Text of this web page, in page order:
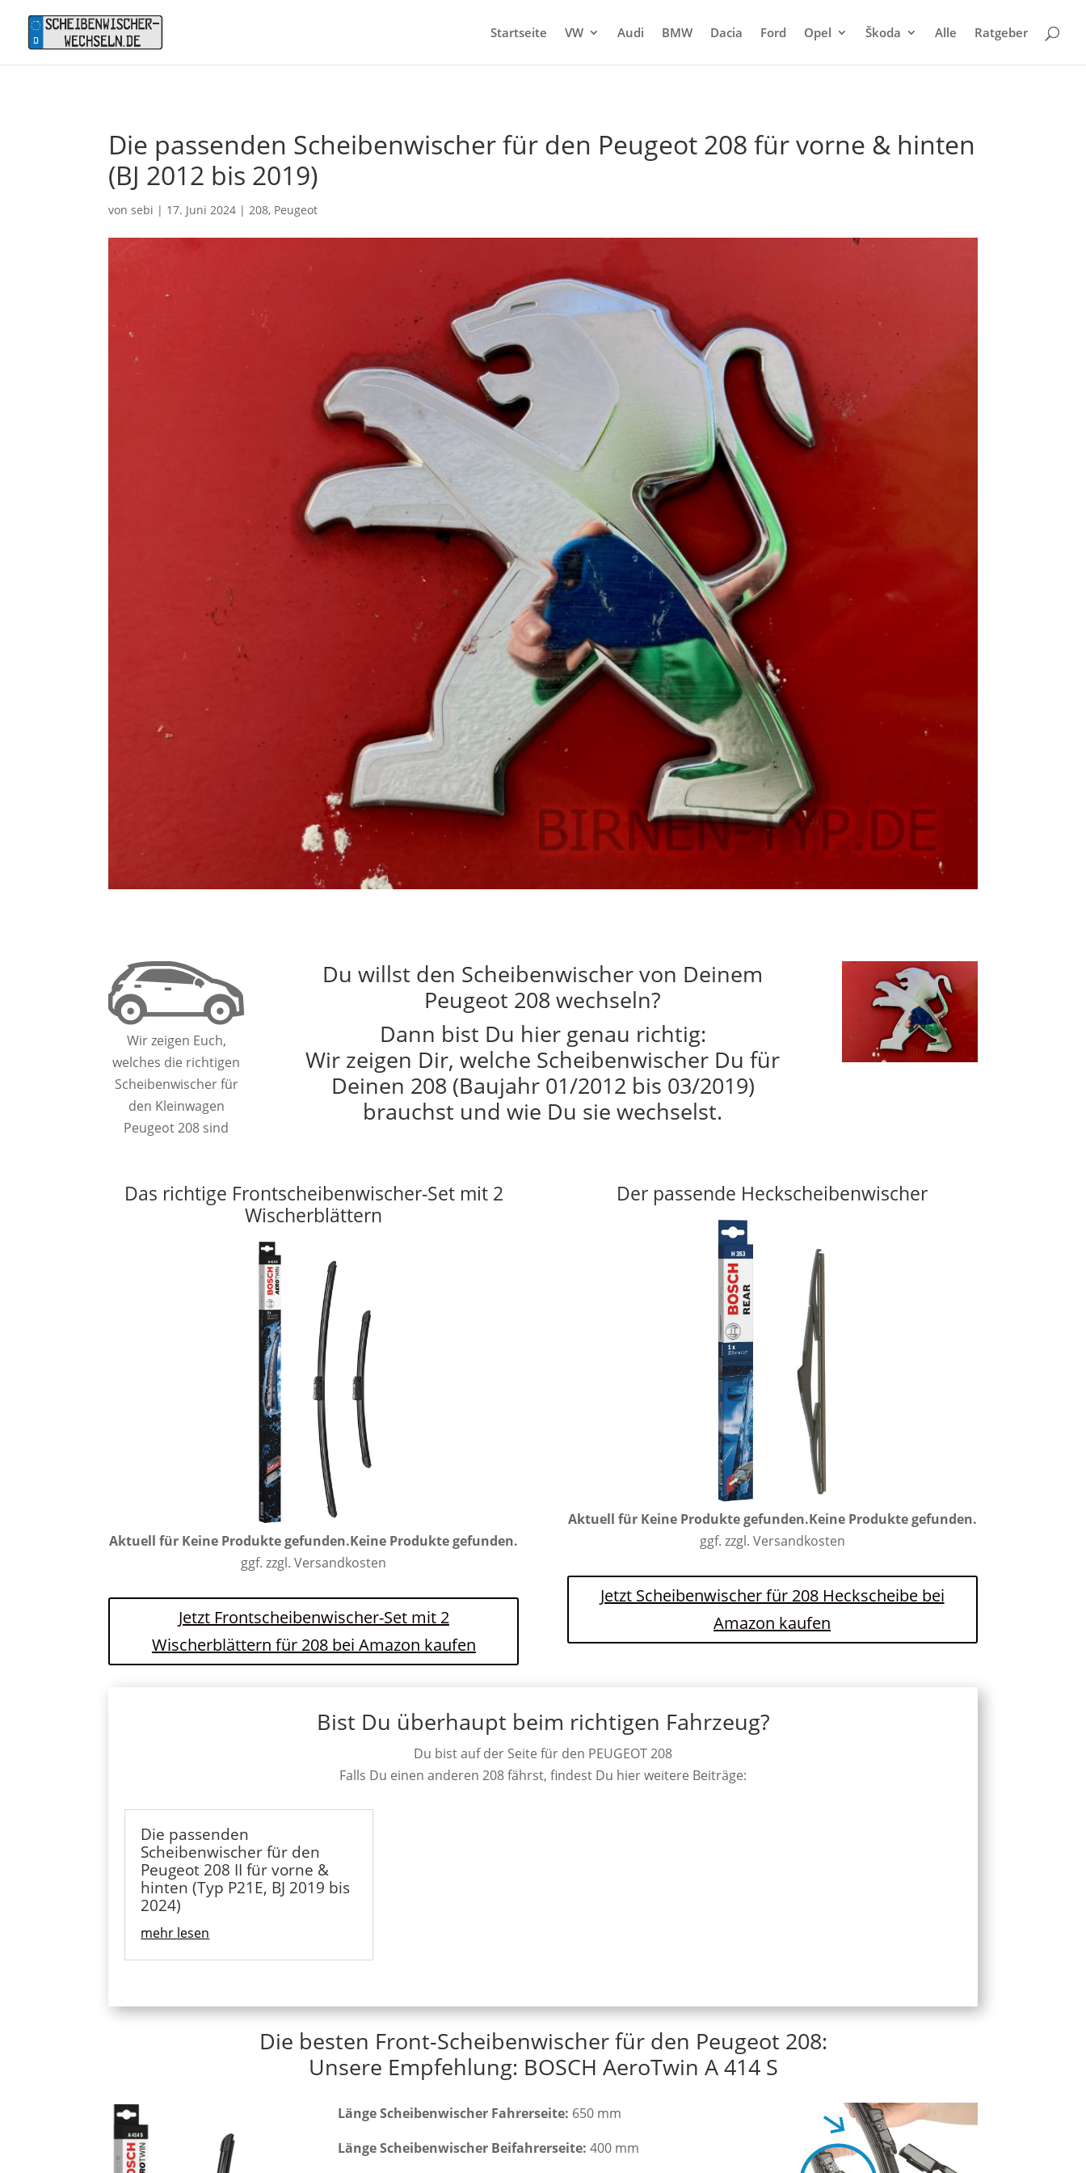
Startseite VW Audi BMW Dacia Ford Opel Škoda Alle Ratgeber
Die passenden Scheibenwischer für den Peugeot 208 für vorne & hinten
(BJ 2012 bis 2019)
vonsebi | 17. Juni 2024 | 208, Peugeot
Wir zeigen Euch,
welches die richtigen
Scheibenwischer für
den Kleinwagen
Peugeot 208 sind
Du willst den Scheibenwischer von Deinem
Peugeot 208 wechseln?
Dann bist Du hier genau richtig:
Wir zeigen Dir, welche Scheibenwischer Du für
Deinen 208 (Baujahr 01/2012 bis 03/2019)
brauchst und wie Du sie wechselst.
Das richtige Frontscheibenwischer-Set mit 2
Wischerblättern
Aktuell für Keine Produkte gefunden.Keine Produkte gefunden.
ggf. zzgl. Versandkosten
Jetzt Frontscheibenwischer-Set mit 2
Wischerblättern für 208 bei Amazon kaufen
Der passende Heckscheibenwischer
Aktuell für Keine Produkte gefunden.Keine Produkte gefunden.
ggf. zzgl. Versandkosten
Jetzt Scheibenwischer für 208 Heckscheibe bei
Amazon kaufen
Bist Du überhaupt beim richtigen Fahrzeug?
Du bist auf der Seite für den PEUGEOT 208
Falls Du einen anderen 208 fährst, findest Du hier weitere Beiträge:
Die passenden
Scheibenwischer für den
Peugeot 208 II für vorne &
hinten (Typ P21E, BJ 2019 bis
2024)
mehr lesen
Die besten Front-Scheibenwischer für den Peugeot 208:
Unsere Empfehlung: BOSCH AeroTwin A 414 S
Länge Scheibenwischer Fahrerseite: 650 mm
Länge Scheibenwischer Beifahrerseite: 400 mm